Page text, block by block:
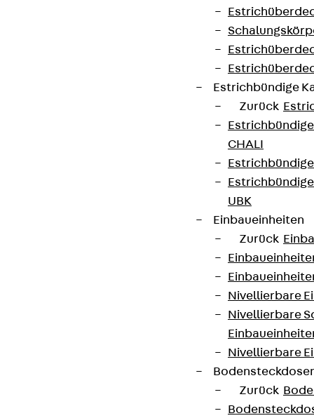
Estrichbündige
Zurück
CHALI
UBK
Einbaueinheiten
Zurück
Nivellierbare
Nivellierbare
Nivellierbare
Zurück